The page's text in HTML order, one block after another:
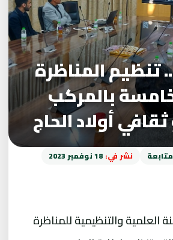
تنظيم المناظرة
بالمركب
أولاد الحاج
نشر في: 18 نوفمبر 2023
العلمية والتنظيمية للمناظرة